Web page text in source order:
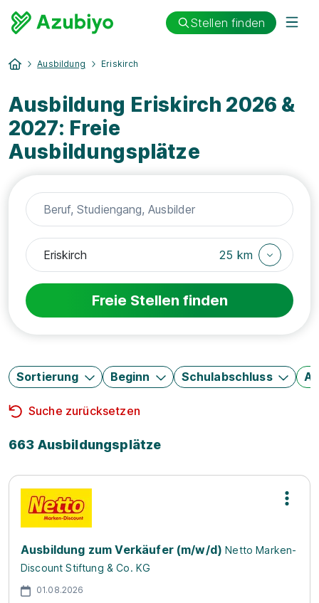
Stellen finden
Ausbildung Eriskirch
Ausbildung Eriskirch 2026 &
2027: Freie
Ausbildungsplätze
25 km
Freie Stellen finden
Sortierung Beginn Schulabschluss
Suche zurücksetzen
663 Ausbildungsplätze
Ausbildung zum Verkäufer (m/w/d) Netto Marken-
Discount Stiftung & Co. KG
01.08.2026